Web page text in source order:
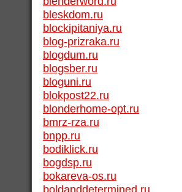
bleskdom.ru
blockipitaniya.ru
blog-prizraka.ru
blogdum.ru
blogsber.ru
bloguni.ru
blokpost22.ru
blonderhome-opt.ru
bmrz-rza.ru
bnpp.ru
bodiklick.ru
bogdsp.ru
bokareva-os.ru
boldanddetermined.ru